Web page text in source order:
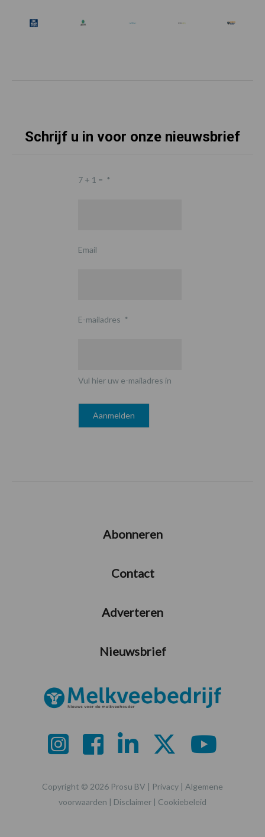
Schrijf u in voor onze nieuwsbrief
7 + 1 = *
Email
E-mailadres *
Vul hier uw e-mailadres in
Abonneren
Contact
Adverteren
Nieuwsbrief
Copyright © 2026 Prosu BV | Privacy | Algemene
voorwaarden | Disclaimer | Cookiebeleid